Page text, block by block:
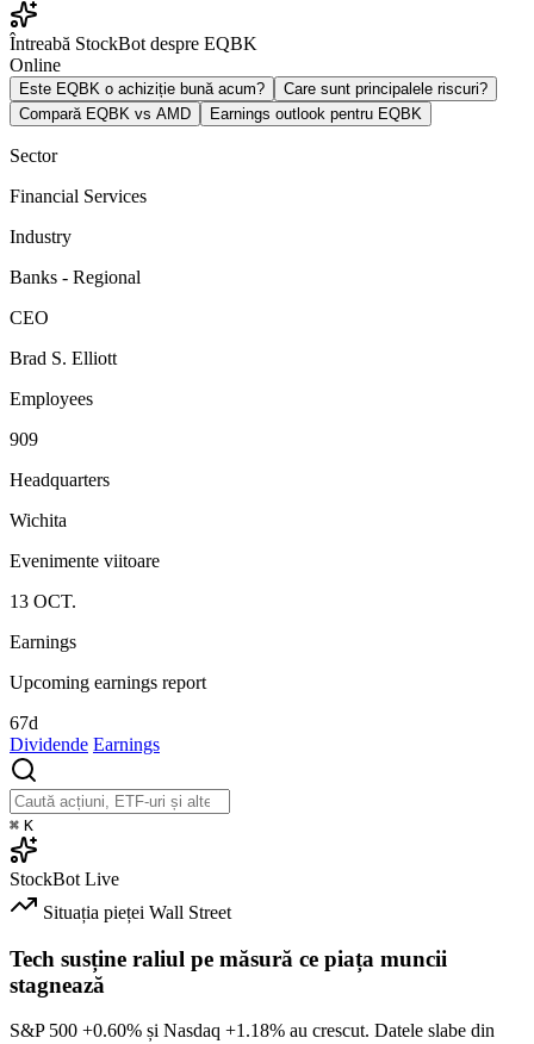
Întreabă StockBot despre EQBK
Online
Este EQBK o achiziție bună acum?
Care sunt principalele riscuri?
Compară EQBK vs AMD
Earnings outlook pentru EQBK
Sector
Financial Services
Industry
Banks - Regional
CEO
Brad S. Elliott
Employees
909
Headquarters
Wichita
Evenimente viitoare
13 OCT.
Earnings
Upcoming earnings report
67d
Dividende Earnings
⌘ K
StockBot Live
Situația pieței Wall Street
Tech susține raliul pe măsură ce piața muncii
stagnează
S&P 500 +0.60% și Nasdaq +1.18% au crescut. Datele slabe din